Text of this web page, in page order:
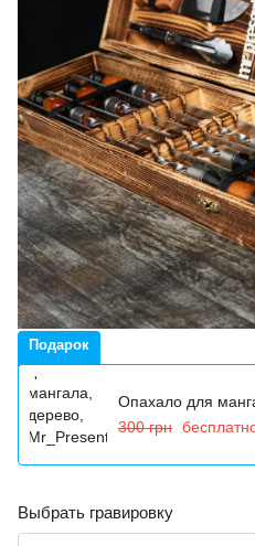
Подарок
Опахало для
300 грн
Выбрать гравировку